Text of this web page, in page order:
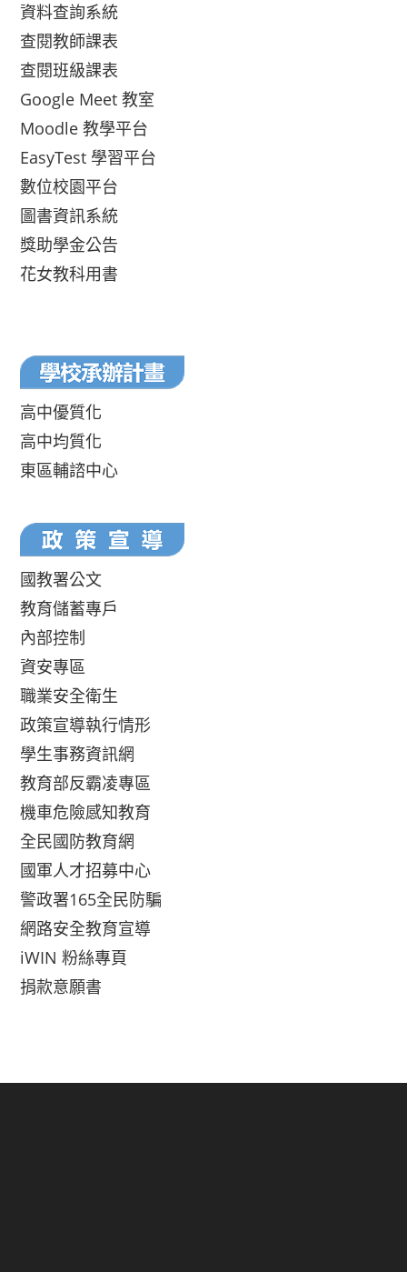
資料查詢系統
查閱教師課表
查閱班級課表
Google Meet 教室
Moodle 教學平台
EasyTest 學習平台
數位校園平台
圖書資訊系統
獎助學金公告
花女教科用書
高中優質化
高中均質化
東區輔諮中心
國教署公文
教育儲蓄專戶
內部控制
資安專區
職業安全衛生
政策宣導執行情形
學生事務資訊網
教育部反霸凌專區
機車危險感知教育
全民國防教育網
國軍人才招募中心
警政署165全民防騙
網路安全教育宣導
iWIN 粉絲專頁
捐款意願書